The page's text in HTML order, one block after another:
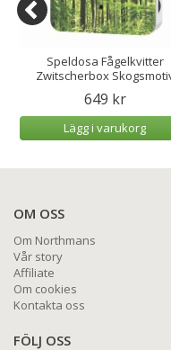
Speldosa Fågelkvitter
Zwitscherbox
649 kr
Lägg i varukorg
OM OSS
Om Northmans
Vår story
Affiliate
Om cookies
Kontakta oss
FÖLJ OSS